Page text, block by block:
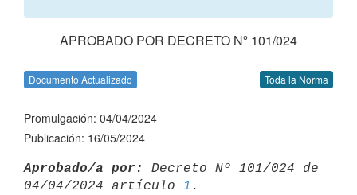
APROBADO POR DECRETO Nº 101/024
Documento Actualizado Toda la Norma
Promulgación: 04/04/2024
Publicación: 16/05/2024
Aprobado/a por:
Decreto Nº 101/024 de
04/04/2024 artículo 1